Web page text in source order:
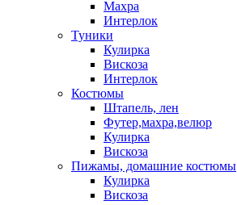
Махра
Интерлок
Туники
Кулирка
Вискоза
Интерлок
Костюмы
Штапель, лен
Футер,махра,велюр
Кулирка
Вискоза
Пижамы, домашние костюмы
Кулирка
Вискоза